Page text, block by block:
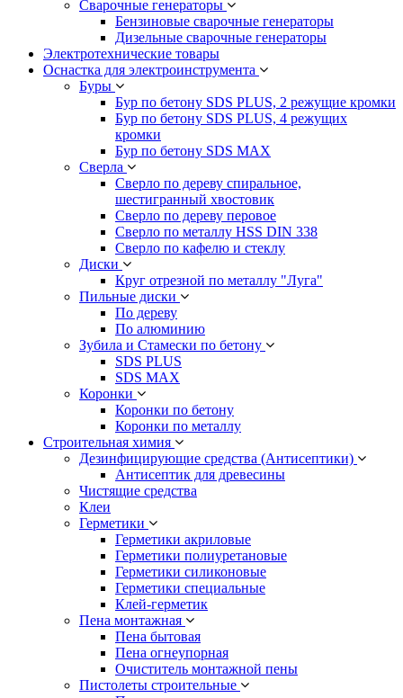
Сварочные генераторы
Бензиновые сварочные генераторы
Дизельные сварочные генераторы
Электротехнические товары
Оснастка для электроинструмента
Буры
Бур по бетону SDS PLUS, 2 режущие кромки
Бур по бетону SDS PLUS, 4 режущих
кромки
Бур по бетону SDS MAX
Сверла
Сверло по дереву спиральное,
шестигранный хвостовик
Сверло по дереву перовое
Сверло по металлу HSS DIN 338
Сверло по кафелю и стеклу
Диски
Круг отрезной по металлу "Луга"
Пильные диски
По дереву
По алюминию
Зубила и Стамески по бетону
SDS PLUS
SDS MAX
Коронки
Коронки по бетону
Коронки по металлу
Строительная химия
Дезинфицирующие средства (Антисептики)
Антисептик для древесины
Чистящие средства
Клеи
Герметики
Герметики акриловые
Герметики полиуретановые
Герметики силиконовые
Герметики специальные
Клей-герметик
Пена монтажная
Пена бытовая
Пена огнеупорная
Очиститель монтажной пены
Пистолеты строительные